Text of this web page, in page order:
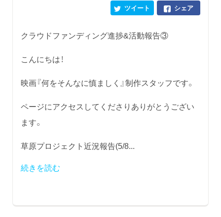
シェア
ツイート
クラウドファンディング進捗&活動報告③
こんにちは！
映画『何をそんなに慎ましく』制作スタッフです。
ページにアクセスしてくださりありがとうござい
ます。
草原プロジェクト近況報告(5/8...
続きを読む